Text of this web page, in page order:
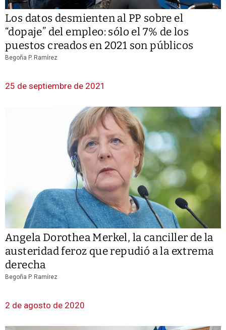
Los datos desmienten al PP sobre el
“dopaje” del empleo: sólo el 7% de los
puestos creados en 2021 son públicos
Begoña P. Ramírez
25 de septiembre de 2021
Angela Dorothea Merkel, la canciller de la
austeridad feroz que repudió a la extrema
derecha
Begoña P. Ramírez
2 de agosto de 2020